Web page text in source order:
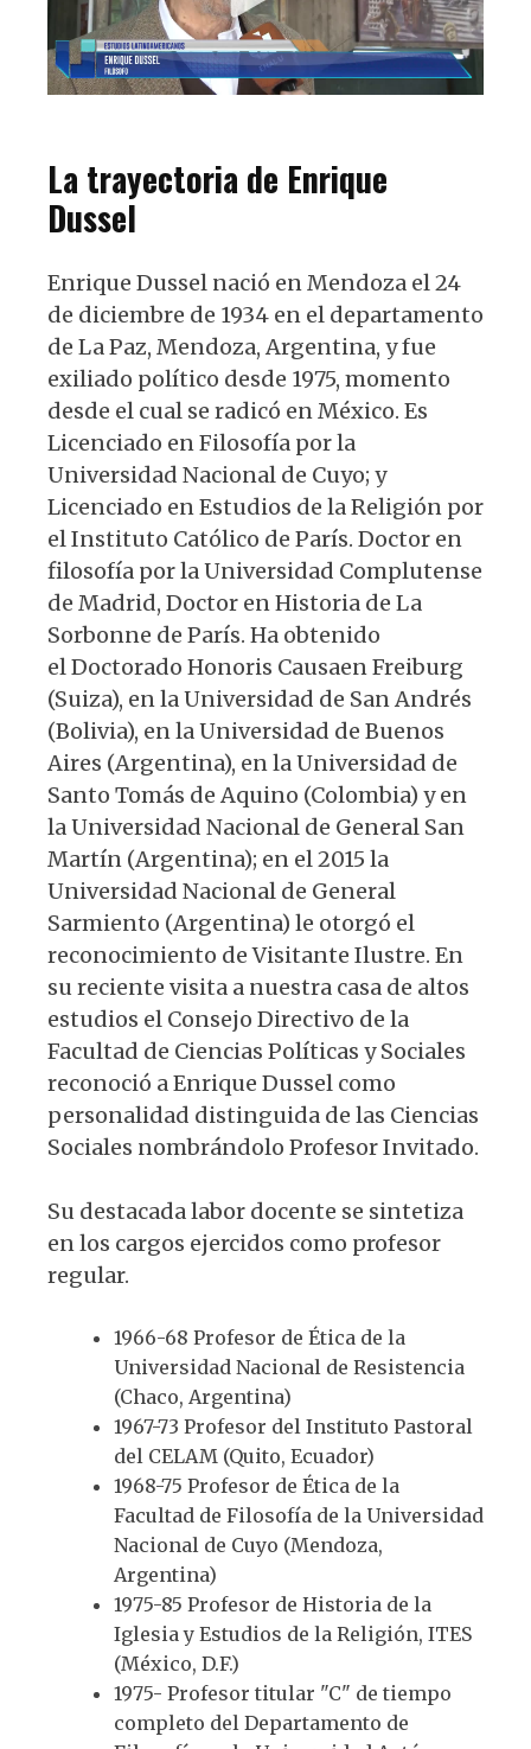
La trayectoria de Enrique
Dussel
Enrique Dussel nació en Mendoza el 24
de diciembre de 1934 en el departamento
de La Paz, Mendoza, Argentina, y fue
exiliado político desde 1975, momento
desde el cual se radicó en México. Es
Licenciado en Filosofía por la
Universidad Nacional de Cuyo; y
Licenciado en Estudios de la Religión por
el Instituto Católico de París. Doctor en
filosofía por la Universidad Complutense
de Madrid, Doctor en Historia de La
Sorbonne de París. Ha obtenido
el Doctorado Honoris Causaen Freiburg
(Suiza), en la Universidad de San Andrés
(Bolivia), en la Universidad de Buenos
Aires (Argentina), en la Universidad de
Santo Tomás de Aquino (Colombia) y en
la Universidad Nacional de General San
Martín (Argentina); en el 2015 la
Universidad Nacional de General
Sarmiento (Argentina) le otorgó el
reconocimiento de Visitante Ilustre. En
su reciente visita a nuestra casa de altos
estudios el Consejo Directivo de la
Facultad de Ciencias Políticas y Sociales
reconoció a Enrique Dussel como
personalidad distinguida de las Ciencias
Sociales nombrándolo Profesor Invitado.
Su destacada labor docente se sintetiza
en los cargos ejercidos como profesor
regular.
1966-68 Profesor de Ética de la
Universidad Nacional de Resistencia
(Chaco, Argentina)
1967-73 Profesor del Instituto Pastoral
del CELAM (Quito, Ecuador)
1968-75 Profesor de Ética de la
Facultad de Filosofía de la Universidad
Nacional de Cuyo (Mendoza,
Argentina)
1975-85 Profesor de Historia de la
Iglesia y Estudios de la Religión, ITES
(México, D.F.)
1975- Profesor titular "C" de tiempo
completo del Departamento de